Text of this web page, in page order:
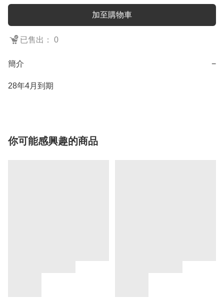
加至購物車
已售出： 0
簡介 −
28年4月到期
你可能感興趣的商品